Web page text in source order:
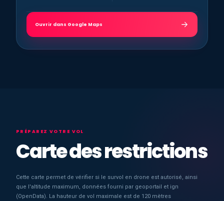
Ouvrir dans Google Maps
PRÉPAREZ VOTRE VOL
Carte des restrictions
Cette carte permet de vérifier si le survol en drone est autorisé, ainsi
que l'altitude maximum, données fourni par geoportail et ign
(OpenData). La hauteur de vol maximale est de 120 mètres